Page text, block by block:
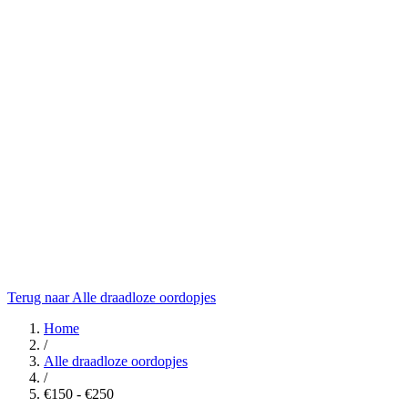
Terug naar Alle draadloze oordopjes
Home
/
Alle draadloze oordopjes
/
€150 - €250